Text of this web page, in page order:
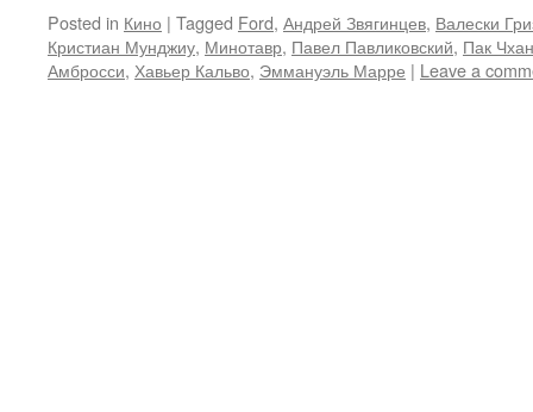
Posted in Кино | Tagged Ford, Андрей Звягинцев, Валески
Кристиан Мунджиу, Минотавр, Павел Павликовский, Пак
Амбросси, Хавьер Кальво, Эммануэль Марре | Leave a